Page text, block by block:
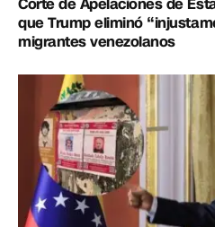
Corte de Apelaciones de
que Trump eliminó
migrantes venezolanos